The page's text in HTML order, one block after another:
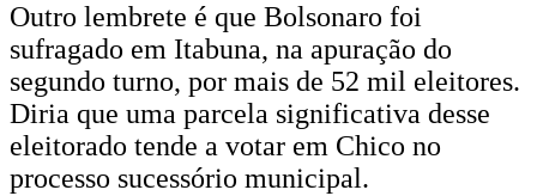
Outro lembrete é que Bolsonaro foi
sufragado em Itabuna, na apuração do
segundo turno, por mais de 52 mil eleitores.
Diria que uma parcela significativa desse
eleitorado tende a votar em Chico no
processo sucessório municipal.